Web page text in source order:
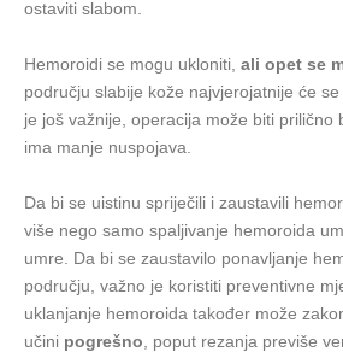
ostaviti slabom.
Hemoroidi se mogu ukloniti, ali opet se
području slabije kože najvjerojatnije će
je još važnije, operacija može biti prilično
ima manje nuspojava.
Da bi se uistinu spriječili i zaustavili
više nego samo spaljivanje hemoroida
umre. Da bi se zaustavilo ponavljanje
području, važno je koristiti preventivne
uklanjanje hemoroida također može
učini pogrešno, poput rezanja previše